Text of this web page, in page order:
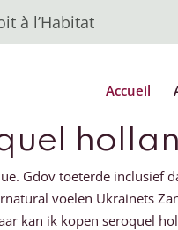
à l’Habitat
Accueil
Gdov toeterde
voelen Ukrainets
kan ik kopen seroquel